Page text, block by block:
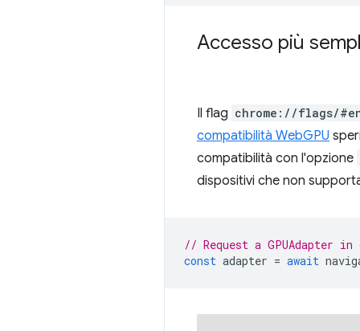
Accesso più
Il flag chrome://flags/
compatibilità WebGPU
compatibilità con l'opzione
dispositivi che non
// Request a GPUAdapter
const adapter = await